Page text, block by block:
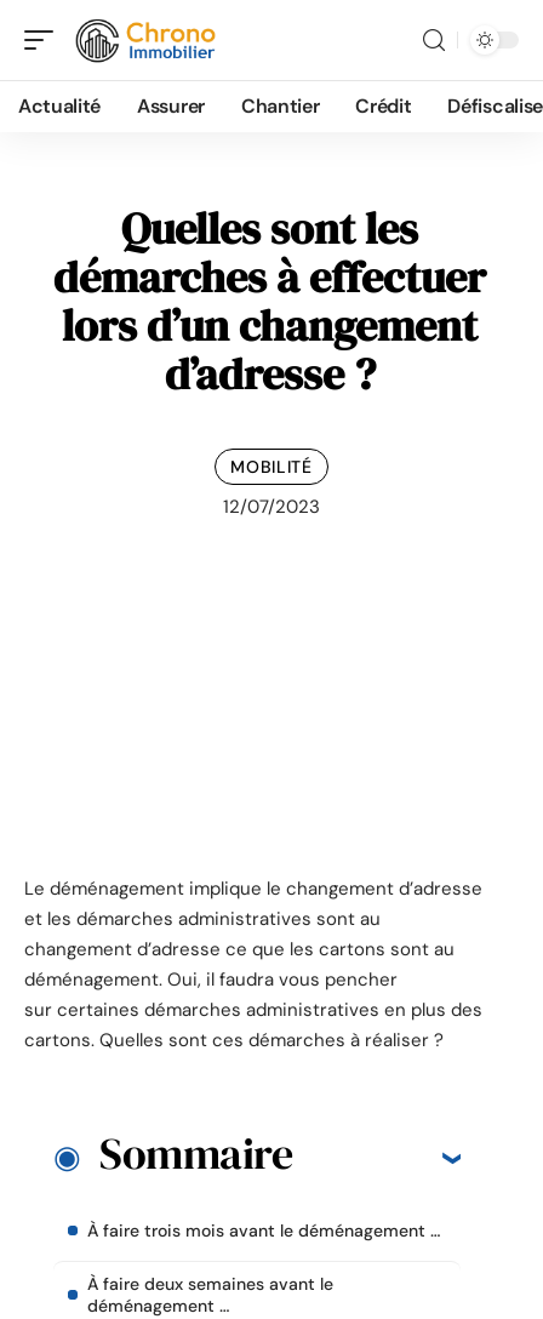
Actualité Assurer Chantier Crédit
Quelles sont les
démarches à effectuer
lors d’un changement
d’adresse ?
MOBILITÉ
12/07/2023
Le déménagement implique le changement d’adresse
et les démarches administratives sont au
changement d’adresse ce que les cartons sont au
déménagement. Oui, il faudra vous pencher
sur certaines démarches administratives en plus des
cartons. Quelles sont ces démarches à réaliser ?
Sommaire
À faire trois mois avant le déménagement …
À faire deux semaines avant le
déménagement …